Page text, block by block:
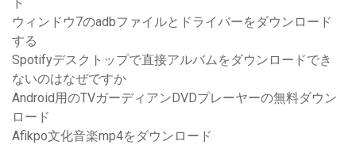
ド
ウィンドウ7のadbファイルとドライバーをダウンロード
する
Spotifyデスクトップで直接アルバムをダウンロードでき
ないのはなぜですか
Android用のTVガーディアンDVDプレーヤーの無料ダウン
ロード
Afikpo文化音楽mp4をダウンロード